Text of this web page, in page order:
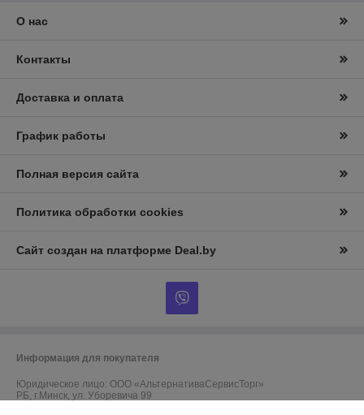
О нас
Контакты
Доставка и оплата
График работы
Полная версия сайта
Политика обработки cookies
Сайт создан на платформе Deal.by
Информация для покупателя
Юридическое лицо: ООО «АльтернативаСервисТорг»
РБ, г.Минск, ул. Уборевича 99